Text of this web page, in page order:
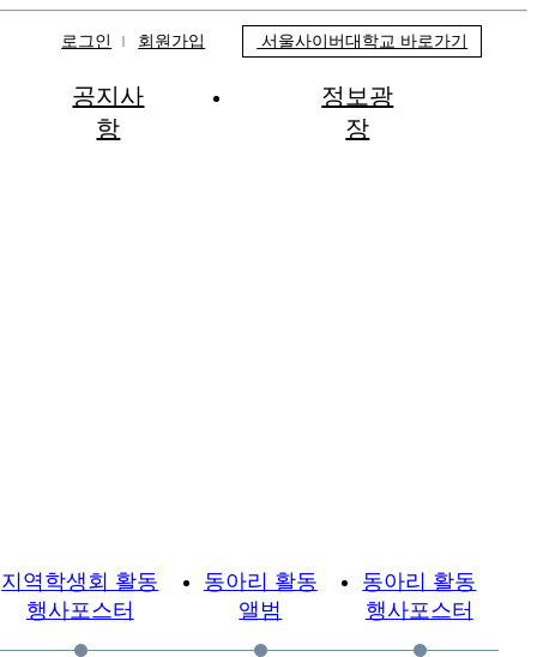
로그인 회원가입 서울사이버대학교 바로가기
공지사
항
정보광
장
지역학생회 활동
행사포스터
동아리 활동
앨범
동아리 활동
행사포스터